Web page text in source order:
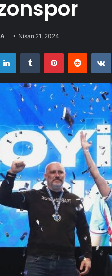
Nisan 21, 2024
LinkedInTumblr PinterestReddit